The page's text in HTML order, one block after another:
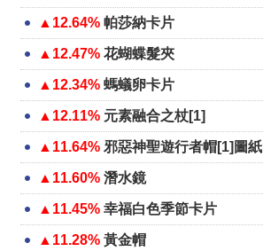
▲12.64% 帕莎納卡片
▲12.47% 花蝴蝶髮夾
▲12.34% 螞蟻卵卡片
▲12.11% 元素融合之杖[1]
▲11.64% 邪惡神聖遊行者帽[1]圖紙
▲11.60% 潛水鏡
▲11.45% 幸福白色季節卡片
▲11.28% 黃金帽